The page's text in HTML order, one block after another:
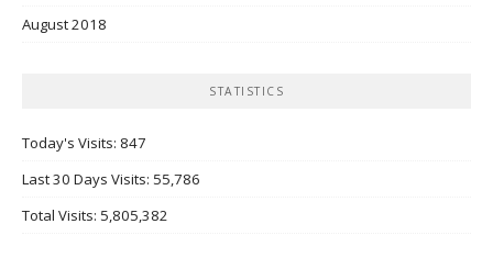
August 2018
STATISTICS
Today's Visits: 847
Last 30 Days Visits: 55,786
Total Visits: 5,805,382